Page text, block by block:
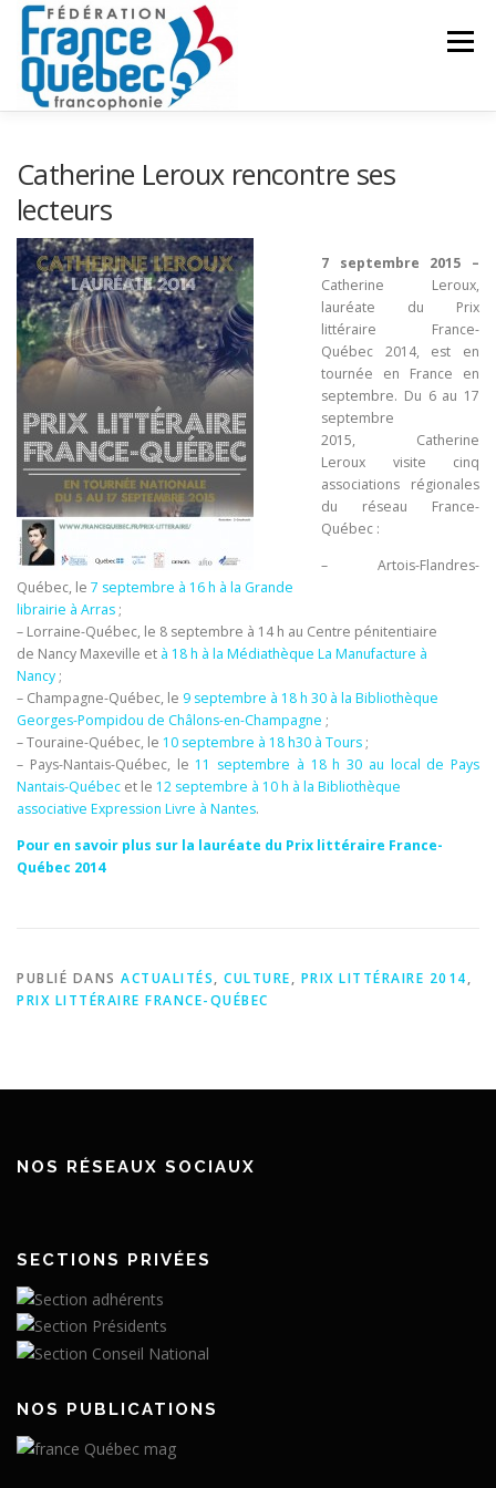
Aller
contenu
Menu
ACTUALITÉS CONGRÈS COMMUN
INTRANET
Catherine Leroux rencontre ses
lecteurs
7 septembre 2015 –
Catherine Leroux,
lauréate du Prix
littéraire France-
Québec 2014, est en
tournée en France en
septembre. Du 6 au 17
septembre
2015, Catherine
Leroux visite cinq
associations régionales
du réseau France-
Québec :
– Artois-Flandres-
Québec, le 7 septembre à 16 h à la Grande
librairie à Arras ;
– Lorraine-Québec, le 8 septembre à 14 h au Centre pénitentiaire
de Nancy Maxeville et à 18 h à la Médiathèque La Manufacture à
Nancy ;
– Champagne-Québec, le 9 septembre à 18 h 30 à la Bibliothèque
Georges-Pompidou de Châlons-en-Champagne ;
– Touraine-Québec, le 10 septembre à 18 h30 à Tours ;
– Pays-Nantais-Québec, le 11 septembre à 18 h 30 au local de Pays
Nantais-Québec et le 12 septembre à 10 h à la Bibliothèque
associative Expression Livre à Nantes.
Pour en savoir plus sur la lauréate du Prix littéraire France-
Québec 2014
PUBLIÉ DANS ACTUALITÉS, CULTURE, PRIX LITTÉRAIRE 2014,
PRIX LITTÉRAIRE FRANCE-QUÉBEC
NOS RÉSEAUX SOCIAUX
SECTIONS PRIVÉES
NOS PUBLICATIONS